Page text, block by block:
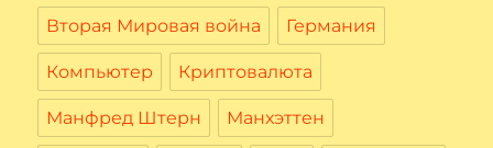
Вторая Мировая война Германия
Компьютер Криптовалюта
Манфред Штерн Манхэттен